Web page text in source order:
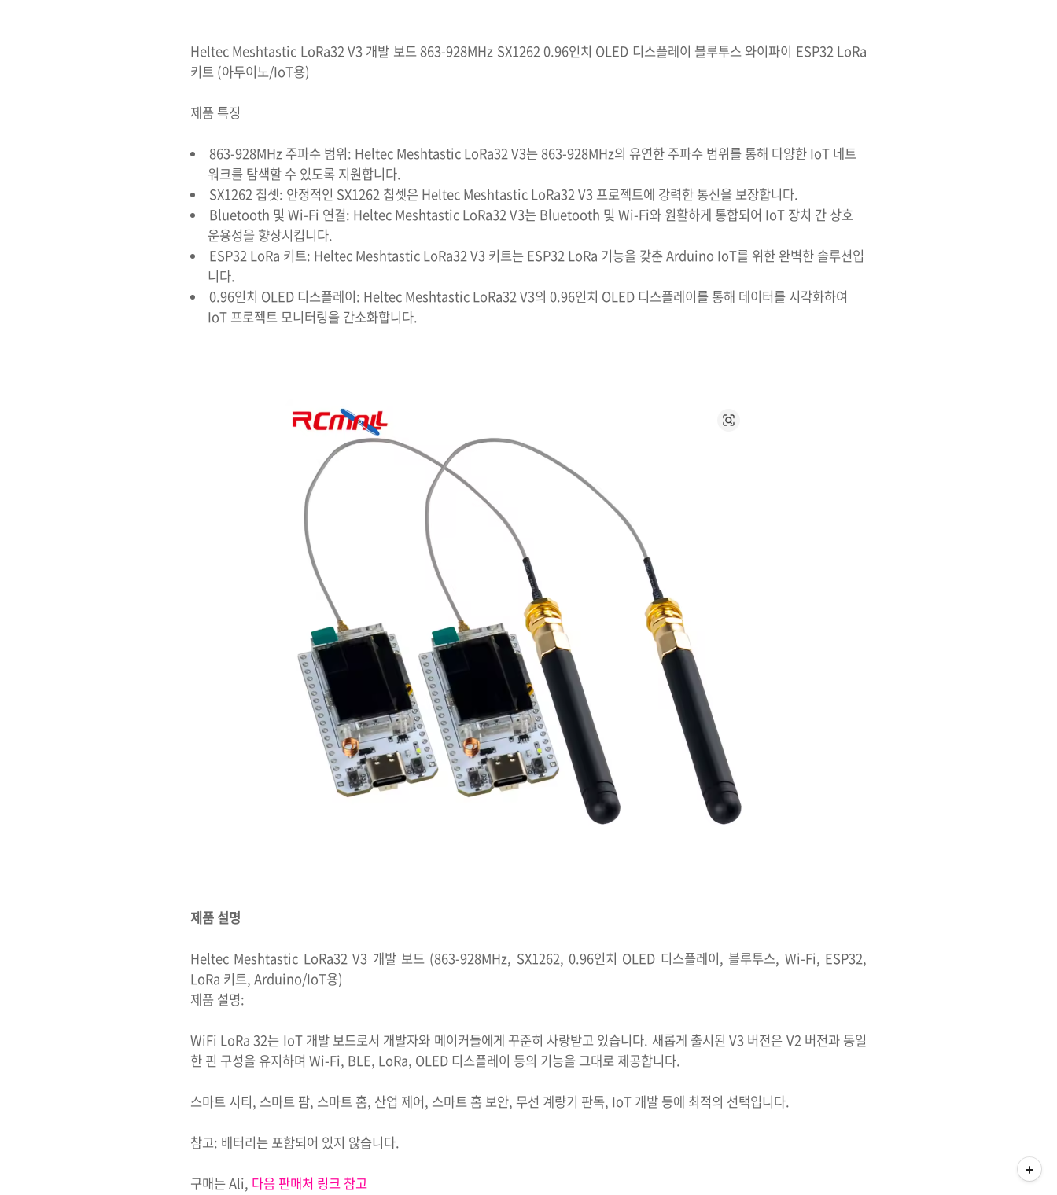
Heltec Meshtastic LoRa32 V3 개발 보드 863-928MHz SX1262 0.96인치 OLED 디스플레이 블루투스 와이파이 ESP32 LoRa
키트 (아두이노/IoT용)
제품 특징
863-928MHz 주파수 범위: Heltec Meshtastic LoRa32 V3는 863-928MHz의 유연한 주파수 범위를 통해 다양한 IoT 네트
워크를 탐색할 수 있도록 지원합니다.
SX1262 칩셋: 안정적인 SX1262 칩셋은 Heltec Meshtastic LoRa32 V3 프로젝트에 강력한 통신을 보장합니다.
Bluetooth 및 Wi-Fi 연결: Heltec Meshtastic LoRa32 V3는 Bluetooth 및 Wi-Fi와 원활하게 통합되어 IoT 장치 간 상호
운용성을 향상시킵니다.
ESP32 LoRa 키트: Heltec Meshtastic LoRa32 V3 키트는 ESP32 LoRa 기능을 갖춘 Arduino IoT를 위한 완벽한 솔루션입
니다.
0.96인치 OLED 디스플레이: Heltec Meshtastic LoRa32 V3의 0.96인치 OLED 디스플레이를 통해 데이터를 시각화하여
IoT 프로젝트 모니터링을 간소화합니다.
제품 설명
Heltec Meshtastic LoRa32 V3 개발 보드 (863-928MHz, SX1262, 0.96인치 OLED 디스플레이, 블루투스, Wi-Fi, ESP32,
LoRa 키트, Arduino/IoT용)
제품 설명:
WiFi LoRa 32는 IoT 개발 보드로서 개발자와 메이커들에게 꾸준히 사랑받고 있습니다. 새롭게 출시된 V3 버전은 V2 버전과 동일
한 핀 구성을 유지하며 Wi-Fi, BLE, LoRa, OLED 디스플레이 등의 기능을 그대로 제공합니다.
스마트 시티, 스마트 팜, 스마트 홈, 산업 제어, 스마트 홈 보안, 무선 계량기 판독, IoT 개발 등에 최적의 선택입니다.
참고: 배터리는 포함되어 있지 않습니다.
구매는 Ali, 다음 판매처 링크 참고